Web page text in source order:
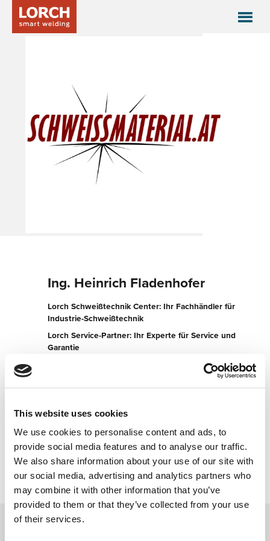
This website uses cookies
We use cookies to personalise content and ads, to
provide social media features and to analyse our traffic.
We also share information about your use of our site with
our social media, advertising and analytics partners who
may combine it with other information that you’ve
provided to them or that they’ve collected from your use
of their services.
Ing. Heinrich Fladenhofer
Lorch Schweißtechnik Center: Ihr Fachhändler für
Industrie-Schweißtechnik
Lorch Service-Partner: Ihr Experte für Service und
Garantie
3200 Ober-Grafendorf
Jetzt kontaktieren